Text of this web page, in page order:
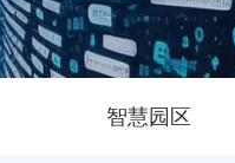
智慧园区